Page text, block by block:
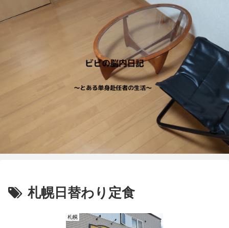
札幌日替わり定食
札幌